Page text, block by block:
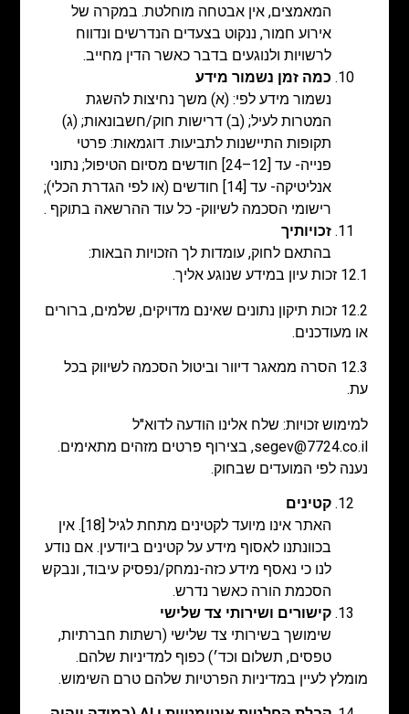
המאמצים, אין אבטחה מוחלטת. במקרה של
אירוע חמור, ננקוט בצעדים הנדרשים ונדווח
לרשויות ולנוגעים בדבר כאשר הדין מחייב.
כמה זמן נשמור מידע
נשמור מידע לפי: (א) משך נחיצות להשגת
המטרות לעיל; (ב) דרישות חוק/חשבונאות; (ג)
תקופות התיישנות לתביעות. דוגמאות: פרטי
פנייה- עד [12–24] חודשים מסיום הטיפול; נתוני
אנליטיקה- עד [14] חודשים (או לפי הגדרת הכלי);
רישומי הסכמה לשיווק- כל עוד ההרשאה בתוקף .
זכויותיך
בהתאם לחוק, עומדות לך הזכויות הבאות:
12.1 זכות עיון במידע שנוגע אליך.
12.2 זכות תיקון נתונים שאינם מדויקים, שלמים, ברורים
או מעודכנים.
12.3 הסרה ממאגר דיוור וביטול הסכמה לשיווק בכל
עת.
למימוש זכויות: שלח אלינו הודעה לדוא"ל
segev@7724.co.il, בצירוף פרטים מזהים מתאימים.
נענה לפי המועדים שבחוק.
קטינים
האתר אינו מיועד לקטינים מתחת לגיל [18]. אין
בכוונתנו לאסוף מידע על קטינים ביודעין. אם נודע
לנו כי נאסף מידע כזה-נמחק/נפסיק עיבוד, ונבקש
הסכמת הורה כאשר נדרש.
קישורים ושירותי צד שלישי
שימושך בשירותי צד שלישי (רשתות חברתיות,
טפסים, תשלום וכד׳) כפוף למדיניות שלהם.
מומלץ לעיין במדיניות הפרטיות שלהם טרם השימוש.